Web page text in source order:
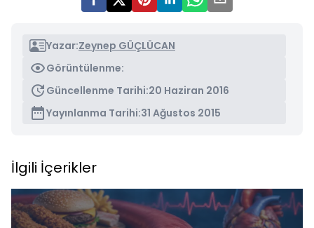
Yazar:Zeynep GÜÇLÜCAN
Görüntülenme:
Güncellenme Tarihi:20 Haziran 2016
Yayınlanma Tarihi:31 Ağustos 2015
İlgili İçerikler